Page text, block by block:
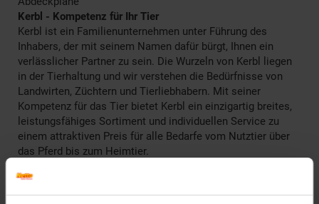
Kerbl - Kompetenz für Ihr Tier
Kerbl ist ein Familienunternehmen unter Führung des
Inhabers, der mit seinem Namen dafür bürgt, Ihnen ein
verlässlicher Partner zu sein. Die Wurzeln von Kerbl liegen
in der Tierhaltung und wir verstehen die Bedürfnisse von
Landwirten, Züchtern und Tierliebhabern. Mit seiner
Kompetenz für das Tier bietet Kerbl ein einzigartig breites,
leistungsfähiges Sortiment und individuellen Service zu
einem attraktiven Preis für alle Bedarfe vom Nutztier über
das Pferd bis zum Heimtier.
Artikelnummer: 2807005000
EAN: 4018653372081